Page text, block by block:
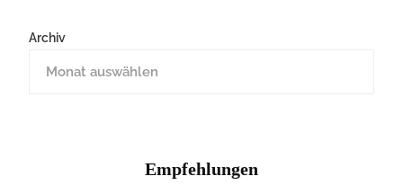
Archiv
Empfehlungen